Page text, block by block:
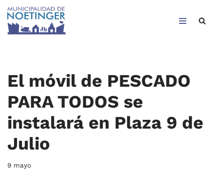
Saltar
El móvil de PESCADO
PARA TODOS se
instalará en Plaza 9 de
Julio
9 mayo